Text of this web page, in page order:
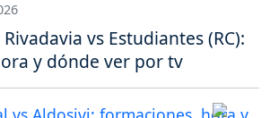
vs Estudiantes (RC):
y dónde ver por tv